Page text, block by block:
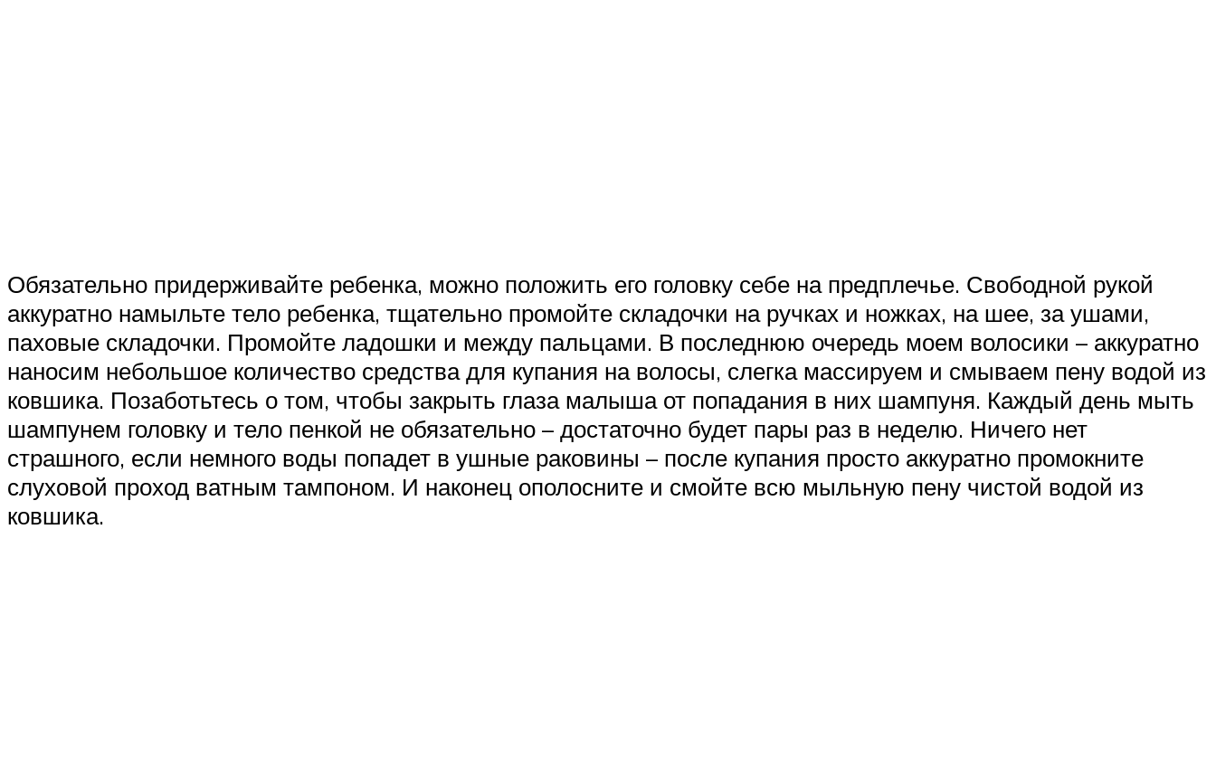
Обязательно придерживайте ребенка, можно положить его головку себе на предплечье. Свободной рукой
аккуратно намыльте тело ребенка, тщательно промойте складочки на ручках и ножках, на шее, за ушами,
паховые складочки. Промойте ладошки и между пальцами. В последнюю очередь моем волосики – аккуратно
наносим небольшое количество средства для купания на волосы, слегка массируем и смываем пену водой из
ковшика. Позаботьтесь о том, чтобы закрыть глаза малыша от попадания в них шампуня. Каждый день мыть
шампунем головку и тело пенкой не обязательно – достаточно будет пары раз в неделю. Ничего нет
страшного, если немного воды попадет в ушные раковины – после купания просто аккуратно промокните
слуховой проход ватным тампоном. И наконец ополосните и смойте всю мыльную пену чистой водой из
ковшика.